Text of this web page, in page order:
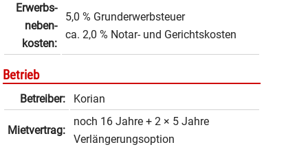
Erwerbs­
neben­
kosten:
5,0 % Grunderwerbsteuer
ca. 2,0 % Notar- und Gerichtskosten
Betrieb
Betreiber: Korian
Mietvertrag:
noch 16 Jahre + 2 × 5 Jahre
Verlängerungsoption